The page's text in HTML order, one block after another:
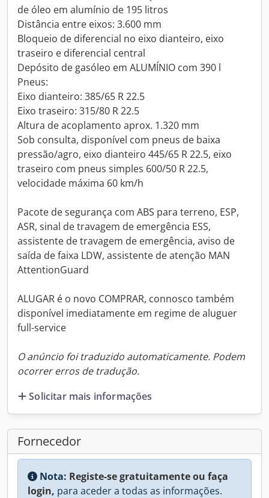
de óleo em alumínio de 195 litros
Distância entre eixos: 3.600 mm
Bloqueio de diferencial no eixo dianteiro, eixo
traseiro e diferencial central
Depósito de gasóleo em ALUMÍNIO com 390 l
Pneus:
Eixo dianteiro: 385/65 R 22.5
Eixo traseiro: 315/80 R 22.5
Altura de acoplamento aprox. 1.320 mm
Sob consulta, disponível com pneus de baixa
pressão/agro, eixo dianteiro 445/65 R 22.5, eixo
traseiro com pneus simples 600/50 R 22.5,
velocidade máxima 60 km/h
Pacote de segurança com ABS para terreno, ESP,
ASR, sinal de travagem de emergência ESS,
assistente de travagem de emergência, aviso de
saída de faixa LDW, assistente de atenção MAN
AttentionGuard
ALUGAR é o novo COMPRAR, connosco também
disponível imediatamente em regime de aluguer
full-service
O anúncio foi traduzido automaticamente. Podem
ocorrer erros de tradução.
Solicitar mais informações
Fornecedor
Nota: Registe-se gratuitamente ou faça
login, para aceder a todas as informações.